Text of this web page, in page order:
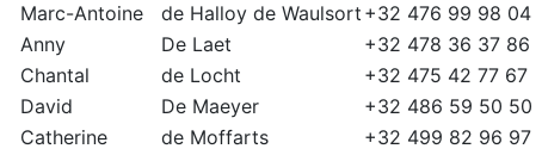
Marc-Antoine
de Halloy de Waulsort +32 476 99 98 04
Anny
De Laet
+32 478 36 37 86
Chantal
de Locht
+32 475 42 77 67
David
De Maeyer
+32 486 59 50 50
Catherine
de Moffarts
+32 499 82 96 97